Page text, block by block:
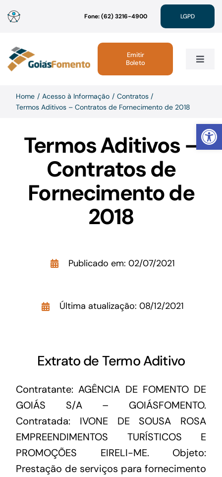
Abrir
para
conteúdo
Fone: (62) 3216-4900 LGPD
Toggle
Institucional
Atendimento
Sustentabilidade
Acesso à Informação
Emitir
Boleto
Home Acesso à Informação
Contratos
Termos Aditivos – Contratos de Fornecimento de 2018
Termos Aditivos –
Contratos de
Fornecimento de
2018
Publicado em: 02/07/2021
Última atualização: 08/12/2021
Extrato de Termo Aditivo
Contratante: AGÊNCIA DE FOMENTO DE
GOIÁS S/A – GOIÁSFOMENTO.
Contratada: IVONE DE SOUSA ROSA
EMPREENDIMENTOS TURÍSTICOS E
PROMOÇÕES EIRELI-ME. Objeto:
Prestação de serviços para fornecimento